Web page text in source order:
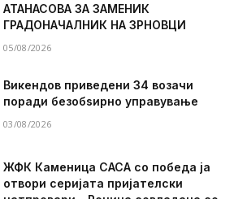
АТАНАСОВА ЗА ЗАМЕНИК
ГРАДОНАЧАЛНИК НА ЗРНОВЦИ
05/08/2026
Викендов приведени 34 возачи
поради безобѕирно управување
03/08/2026
ЖФК Каменица САСА со победа ја
отвори серијата пријателски